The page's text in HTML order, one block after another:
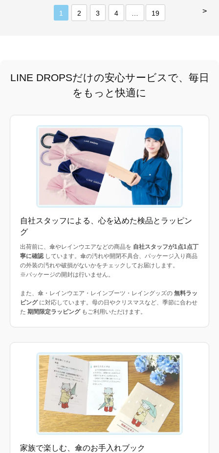
>
1 2 3 4 19
LINE DROPSだけの安心サービスで、毎日
をもっと快適に
自社スタッフによる、心を込めた検品とラッピン
グ
出荷前に、傘やレインウエアなどの商品を 自社スタッフが1点1点丁
寧に確認しています。傘の汚れや開閉不具合、パッケージ入り商品
の外装の汚れや破損がないかをチェックしてお届けします。
※パッケージの開封は行いません。
また、傘・レインウエア・レインブーツ・レイングッズの 無料ラッ
ピングに対応しています。母の日やクリスマスなど、季節に合わせ
た 期間限定ラッピングもご利用いただけます。
家族で楽しむ、傘のお手入れブック